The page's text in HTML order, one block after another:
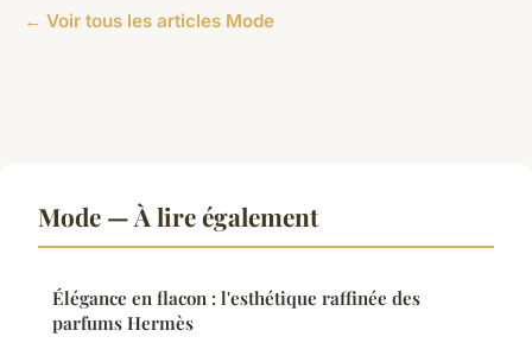
← Voir tous les articles Mode
Mode — À lire également
Élégance en flacon : l'esthétique raffinée des
parfums Hermès